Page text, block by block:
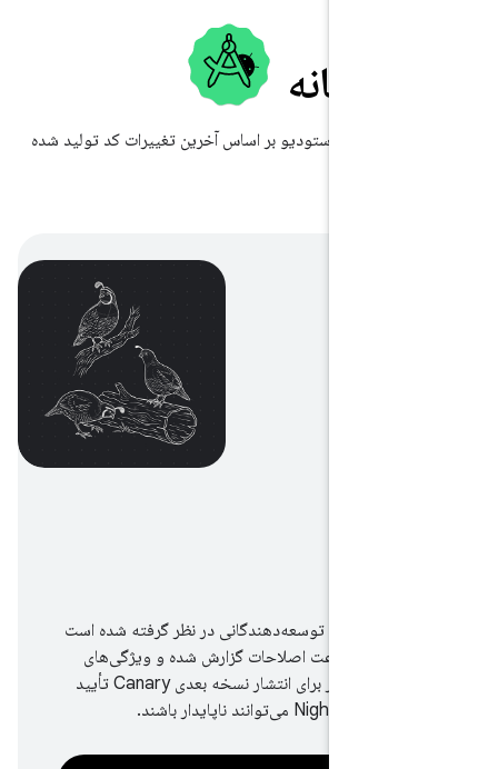
اندروید استودیو بر اساس آخرین تغییرات کد تولید شده
فقط برای توسعه‌دهندگانی در نظر گرفته شده است
دارند به سرعت اصلاحات گزارش شده و ویژگی‌های
جدید را بدون انتظار برای انتشار نسخه بعدی Canary تأیید